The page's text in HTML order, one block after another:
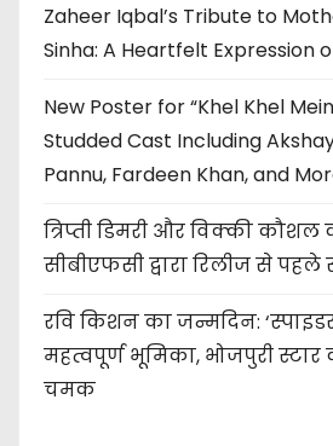
Zaheer Iqbal’s Tribute to
Sinha: A Heartfelt Expression
New Poster for “Khel Khel
Studded Cast Including
Pannu, Fardeen Khan, and
त्रिप्ती डिमरी और विक्की
सीबीएफसी द्वारा रिलीज से
रवि किशन का जन्मदिन:
महत्वपूर्ण भूमिका, भोजपुरी स्टार
चमक